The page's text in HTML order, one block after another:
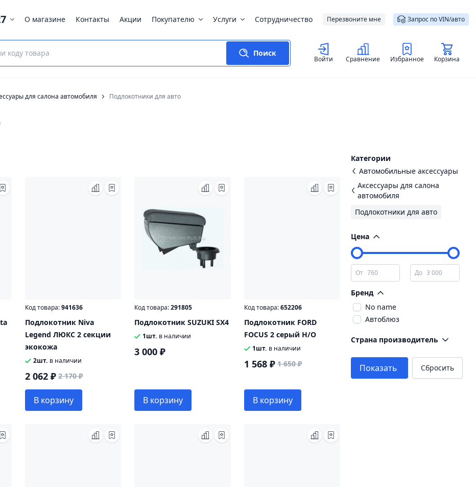
О магазине Контакты Акции Покупателю Услуги Сотрудничество Перезвоните мне Запрос по VIN/авто
Поиск
Войти Сравнение Избранное Корзина
для салона автомобиля Подлокотники для авто
Категории
Автомобильные аксессуары
Аксессуары для салона
автомобиля
Подлокотники для авто
Цена
От До
Бренд
No name
Автоблюз
Страна производитель
Показать Сбросить
Код товара:941636
Подлокотник Niva
Legend ЛЮКС 2 секции
экокожа
2шт. в наличии
2 062 ₽ 2 170 ₽
В корзину
Код товара:291805
Подлокотник SUZUKI SX4
1шт. в наличии
3 000 ₽
В корзину
Код товара:652206
Подлокотник FORD
FOCUS 2 серый Н/О
1шт. в наличии
1 568 ₽ 1 650 ₽
В корзину